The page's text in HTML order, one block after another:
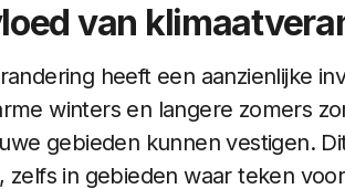
van
heeft een aanzienlijke
winters en langere zomers
gebieden kunnen vestigen.
zelfs in gebieden waar teken